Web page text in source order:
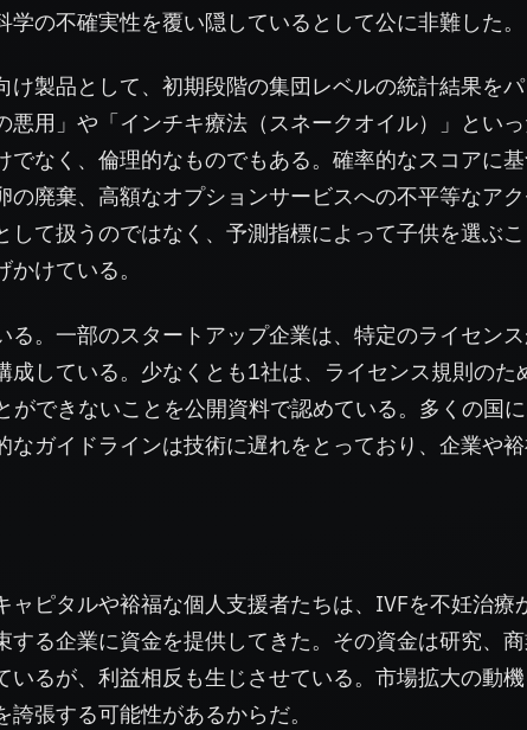
の不確実性を覆い隠しているとして公に非難した。
製品として、初期段階の集団レベルの統計結果をパ
用」や「インチキ療法（スネークオイル）」とい
なく、倫理的なものでもある。確率的なスコアに
廃棄、高額なオプションサービスへの不平等なア
て扱うのではなく、予測指標によって子供を選ぶこ
けている。
。一部のスタートアップ企業は、特定のライセン
している。少なくとも1社は、ライセンス規則のた
できないことを公開資料で認めている。多くの国
ガイドラインは技術に遅れをとっており、企業や
ピタルや裕福な個人支援者たちは、IVFを不妊治療
る企業に資金を提供してきた。その資金は研究、
るが、利益相反も生じさせている。市場拡大の動
張する可能性があるからだ。